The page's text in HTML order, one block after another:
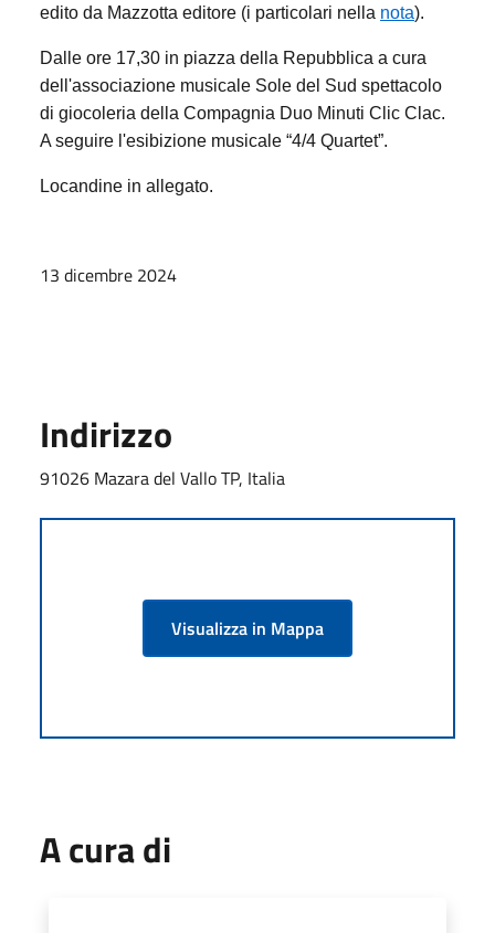
edito da Mazzotta editore (i particolari nella nota).
Dalle ore 17,30 in piazza della Repubblica a cura
dell'associazione musicale Sole del Sud spettacolo
di giocoleria della Compagnia Duo Minuti Clic Clac.
A seguire l'esibizione musicale “4/4 Quartet”.
Locandine in allegato.
13 dicembre 2024
Indirizzo
91026 Mazara del Vallo TP, Italia
Visualizza in Mappa
A cura di